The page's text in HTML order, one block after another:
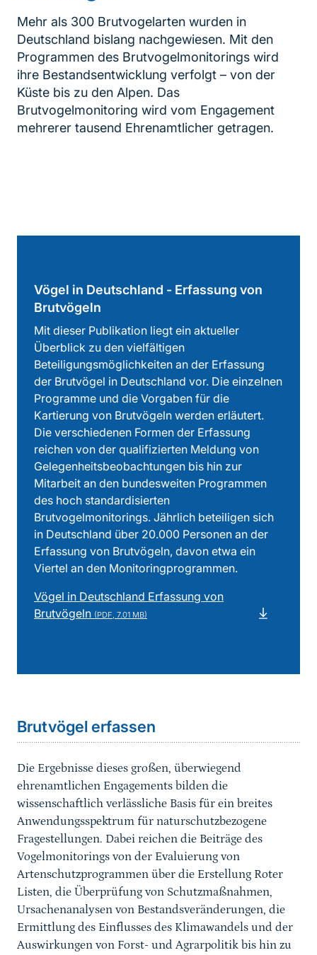
Mehr als 300 Brutvogelarten wurden in
Deutschland bislang nachgewiesen. Mit den
Programmen des Brutvogelmonitorings wird
ihre Bestandsentwicklung verfolgt – von der
Küste bis zu den Alpen. Das
Brutvogelmonitoring wird vom Engagement
mehrerer tausend Ehrenamtlicher getragen.
Vögel in Deutschland - Erfassung von
Brutvögeln
Mit dieser Publikation liegt ein aktueller
Überblick zu den vielfältigen
Beteiligungsmöglichkeiten an der Erfassung
der Brutvögel in Deutschland vor. Die einzelnen
Programme und die Vorgaben für die
Kartierung von Brutvögeln werden erläutert.
Die verschiedenen Formen der Erfassung
reichen von der qualifizierten Meldung von
Gelegenheitsbeobachtungen bis hin zur
Mitarbeit an den bundesweiten Programmen
des hoch standardisierten
Brutvogelmonitorings. Jährlich beteiligen sich
in Deutschland über 20.000 Personen an der
Erfassung von Brutvögeln, davon etwa ein
Viertel an den Monitoringprogrammen.
Vögel in Deutschland Erfassung von
Brutvögeln (PDF, 7.01 MB)
Brutvögel erfassen
Die Ergebnisse dieses großen, überwiegend
ehrenamtlichen Engagements bilden die
wissenschaftlich verlässliche Basis für ein breites
Anwendungsspektrum für naturschutzbezogene
Fragestellungen. Dabei reichen die Beiträge des
Vogelmonitorings von der Evaluierung von
Artenschutzprogrammen über die Erstellung Roter
Listen, die Überprü­fung von Schutzmaßnahmen,
Ursachenanalysen von Bestandsveränderungen, die
Ermittlung des Einflusses des Klimawandels und der
Auswirkungen von Forst- und Agrarpolitik bis hin zu